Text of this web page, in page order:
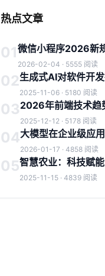
热点文章
01微信小程序2026新
2026-02-04 · 5555 阅读
02生成式AI对软件开
2025-11-06 · 5180 阅读
032026年前端技术趋
2025-12-12 · 5178 阅读
04大模型在企业级应
2026-01-17 · 4858 阅读
05智慧农业：科技赋
2025-11-15 · 4839 阅读